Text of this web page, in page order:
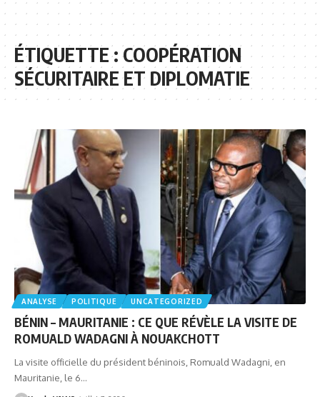
ÉTIQUETTE :COOPÉRATION
SÉCURITAIRE ET DIPLOMATIE
ANALYSE POLITIQUE UNCATEGORIZED
BÉNIN – MAURITANIE : CE QUE RÉVÈLE LA VISITE DE
ROMUALD WADAGNI À NOUAKCHOTT
La visite officielle du président béninois, Romuald Wadagni, en
Mauritanie, le 6…